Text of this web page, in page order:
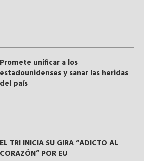
Promete unificar a los
estadounidenses y sanar las heridas
del país
EL TRI INICIA SU GIRA “ADICTO AL
CORAZÓN” POR EU